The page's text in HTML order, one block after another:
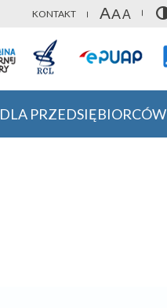
KONTAKT
DLA PRZEDSIĘBIORCÓW